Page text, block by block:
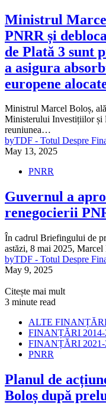
Ministrul
PNRR și
de Plată 3 sunt
a asigura
europene
Ministrul Marcel Boloș,
Ministerului Investițiilor și
reuniunea…
byTDF - Totul Despre
May 13, 2025
PNRR
Guvernul a
renegocierii
În cadrul Briefingului de
astăzi, 8 mai 2025,
byTDF - Totul Despre
May 9, 2025
Citește mai mult
3 minute read
ALTE
FINANȚĂRI 2014-
FINANȚĂRI 2021-
PNRR
Planul de
Boloș după